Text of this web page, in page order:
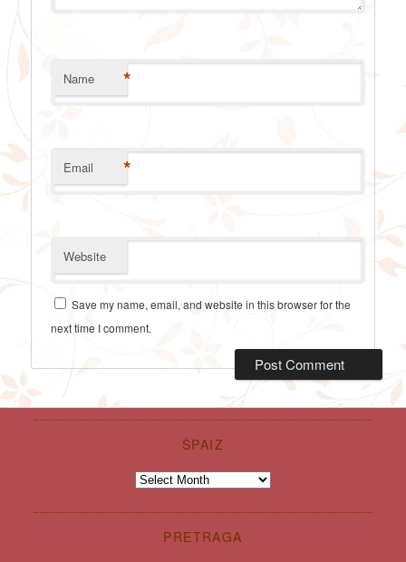
Name *
Email *
Website
Save my name, email, and website in this browser for the
next time I comment.
ŠPAIZ
Špaiz
PRETRAGA